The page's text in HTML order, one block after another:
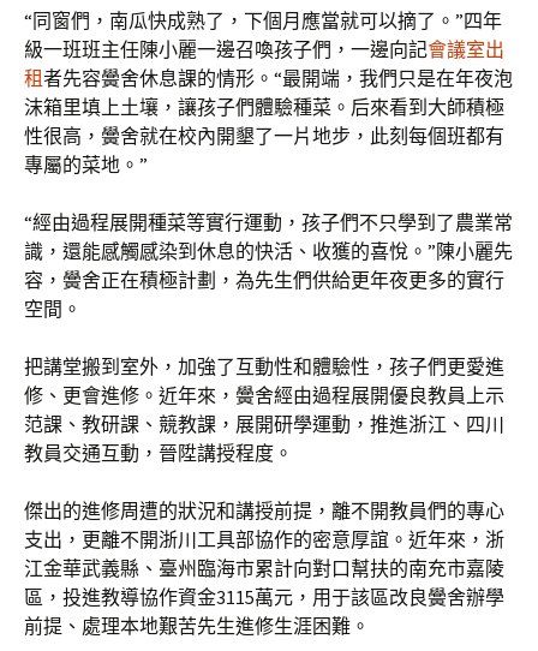
“同窗們，南瓜快成熟了，下個月應當就可以摘了。”四年
級一班班主任陳小麗一邊召喚孩子們，一邊向記會議室出
租者先容黌舍休息課的情形。“最開端，我們只是在年夜泡
沫箱里填上土壤，讓孩子們體驗種菜。后來看到大師積極
性很高，黌舍就在校內開墾了一片地步，此刻每個班都有
專屬的菜地。”
“經由過程展開種菜等實行運動，孩子們不只學到了農業常
識，還能感觸感染到休息的快活、收獲的喜悅。”陳小麗先
容，黌舍正在積極計劃，為先生們供給更年夜更多的實行
空間。
把講堂搬到室外，加強了互動性和體驗性，孩子們更愛進
修、更會進修。近年來，黌舍經由過程展開優良教員上示
范課、教研課、競教課，展開研學運動，推進浙江、四川
教員交通互動，晉陞講授程度。
傑出的進修周遭的狀況和講授前提，離不開教員們的專心
支出，更離不開浙川工具部協作的密意厚誼。近年來，浙
江金華武義縣、臺州臨海市累計向對口幫扶的南充市嘉陵
區，投進教導協作資金3115萬元，用于該區改良黌舍辦學
前提、處理本地艱苦先生進修生涯困難。